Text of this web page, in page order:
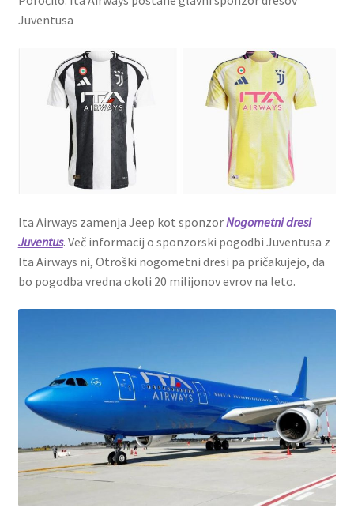
Juventusa
Ita Airways zamenja Jeep kot sponzorNogometni dresi
Juventus. Več informacij o sponzorski pogodbi Juventusa z
Ita Airways ni, Otroški nogometni dresi pa pričakujejo, da
bo pogodba vredna okoli 20 milijonov evrov na leto.